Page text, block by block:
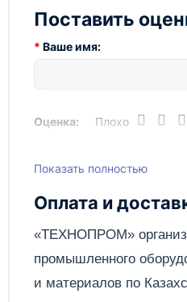
Поставить
Ваше имя:
Оценка: Плохо
Написать отзыв
Показать полностью
Оплата и
«ТЕХНОПРОМ»
промышленного
и материалов по